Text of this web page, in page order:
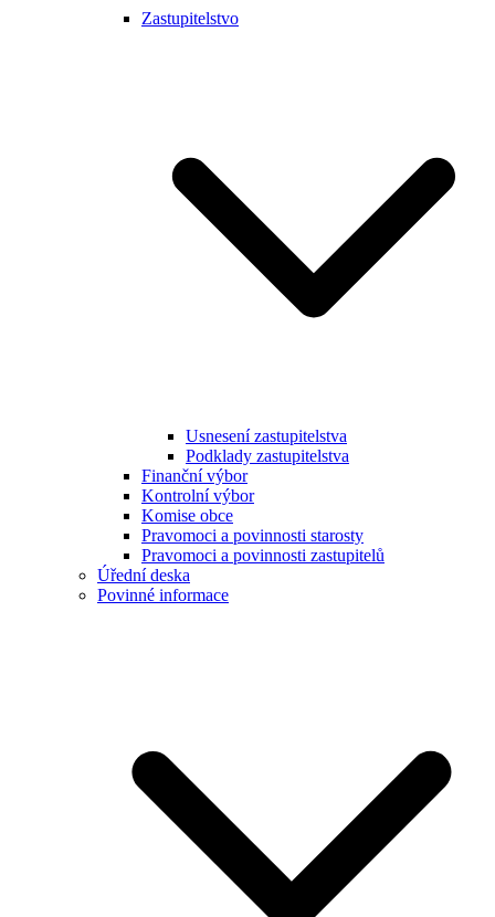
Zastupitelstvo
Usnesení zastupitelstva
Podklady zastupitelstva
Finanční výbor
Kontrolní výbor
Komise obce
Pravomoci a povinnosti starosty
Pravomoci a povinnosti zastupitelů
Úřední deska
Povinné informace